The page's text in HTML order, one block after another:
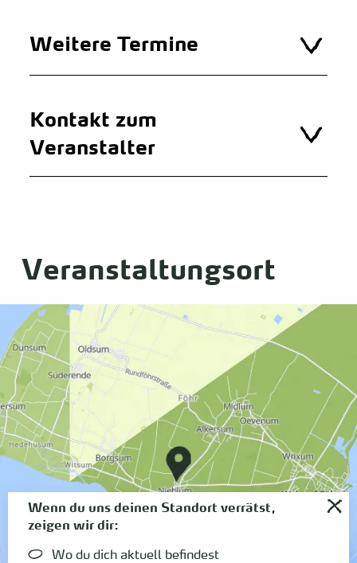
Weitere Termine
Kontakt zum
Veranstalter
Veranstaltungsort
Wenn du uns deinen Standort verrätst,
zeigen wir dir:
Wo du dich aktuell befindest